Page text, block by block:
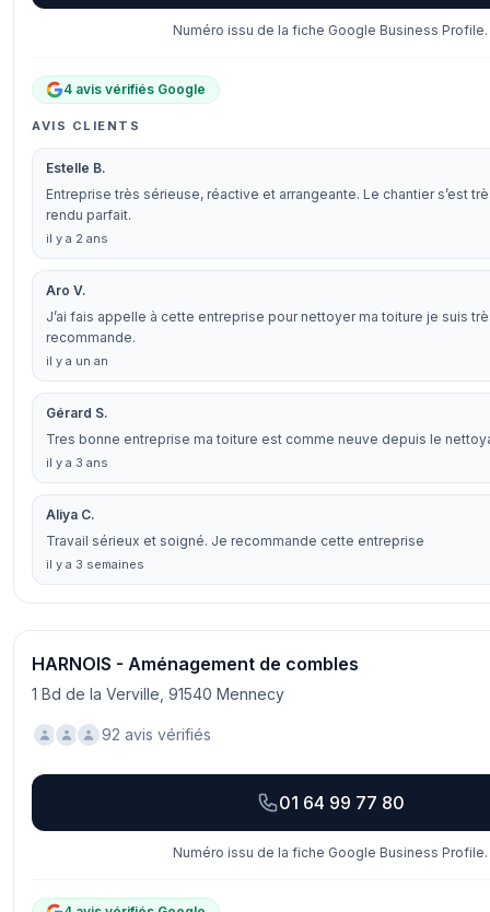
Numéro issu de la fiche Google Business Profile.
4 avis vérifiés Google
AVIS CLIENTS
Estelle B.
Entreprise très sérieuse, réactive et arrangeante. Le chantier s’est
rendu parfait.
il y a 2 ans
Aro V.
J’ai fais appelle à cette entreprise pour nettoyer ma toiture je suis
recommande.
il y a un an
Gérard S.
Tres bonne entreprise ma toiture est comme neuve depuis le
il y a 3 ans
Aliya C.
Travail sérieux et soigné. Je recommande cette entreprise
il y a 3 semaines
HARNOIS - Aménagement de combles
1 Bd de la Verville, 91540 Mennecy
92 avis vérifiés
01 64 99 77 80
Numéro issu de la fiche Google Business Profile.